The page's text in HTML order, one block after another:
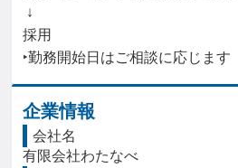
採用
‣勤務開始日はご相談に応じます
企業情報
会社名
有限会社わたなべ